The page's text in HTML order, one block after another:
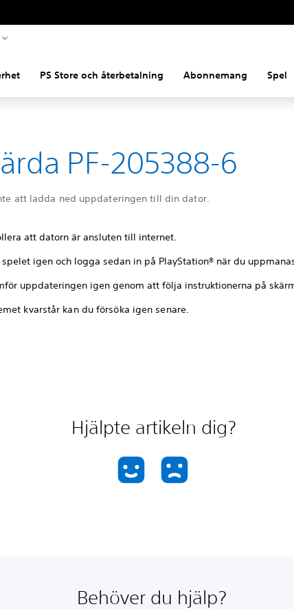
PS Store och återbetalning Abonnemang Spel
PF-205388-6
att ladda ned uppdateringen till din dator.
att datorn är ansluten till internet.
spelet igen och logga sedan in på PlayStation® när du
uppdateringen igen genom att följa instruktionerna på
kvarstår kan du försöka igen senare.
Hjälpte artikeln dig?
Behöver du hjälp?